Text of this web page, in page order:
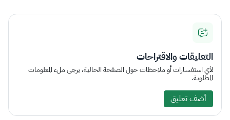
التعليقات والاقتراحات
لأي استفسارات أو ملاحظات حول الصفحة الحالية، يرجى ملء المعلومات
المطلوبة.
أضف تعليق